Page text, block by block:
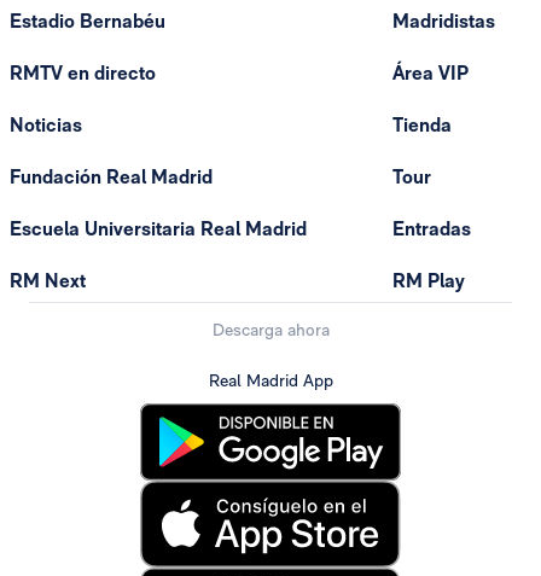
Estadio Bernabéu
RMTV en directo
Noticias
Fundación Real Madrid
Escuela Universitaria Real Madrid
RM Next
Madridistas
Área VIP
Tienda
Tour
Entradas
RM Play
Descarga ahora
Real Madrid App